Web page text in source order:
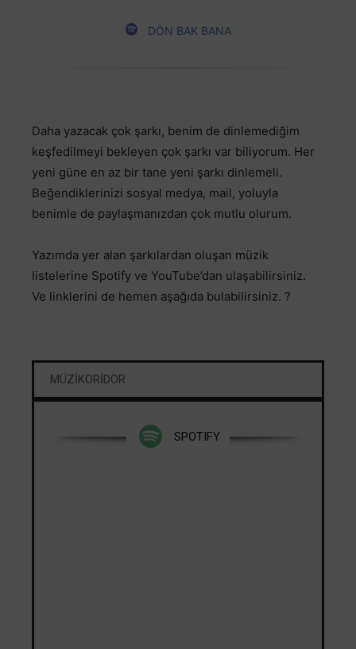
DÖN BAK BANA
Daha yazacak çok şarkı, benim de dinlemediğim
keşfedilmeyi bekleyen çok şarkı var biliyorum. Her
yeni güne en az bir tane yeni şarkı dinlemeli.
Beğendiklerinizi sosyal medya, mail, yoluyla
benimle de paylaşmanızdan çok mutlu olurum.
Yazımda yer alan şarkılardan oluşan müzik
listelerine Spotify ve YouTube’dan ulaşabilirsiniz.
Ve linklerini de hemen aşağıda bulabilirsiniz. ?
MÜZİKORİDOR
SPOTIFY